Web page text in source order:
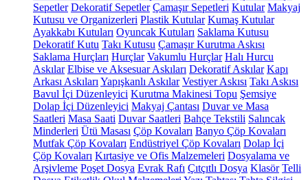
Sepetler Dekoratif Sepetler Çamaşır Sepetleri Kutular Makyaj
Kutusu ve Organizerleri Plastik Kutular Kumaş Kutular
Ayakkabı Kutuları Oyuncak Kutuları Saklama Kutusu
Dekoratif Kutu Takı Kutusu Çamaşır Kurutma Askısı
Saklama Hurçları Hurçlar Vakumlu Hurçlar Halı Hurcu
Askılar Elbise ve Aksesuar Askıları Dekoratif Askılar Kapı
Arkası Askıları Yapışkanlı Askılar Vestiyer Askısı Takı Askısı
Bavul İçi Düzenleyici Kurutma Makinesi Topu Şemsiye
Dolap İçi Düzenleyici Makyaj Çantası Duvar ve Masa
Saatleri Masa Saati Duvar Saatleri Bahçe Tekstili Salıncak
Minderleri Ütü Masası Çöp Kovaları Banyo Çöp Kovaları
Mutfak Çöp Kovaları Endüstriyel Çöp Kovaları Dolap İçi
Çöp Kovaları Kırtasiye ve Ofis Malzemeleri Dosyalama ve
Arşivleme Poşet Dosya Evrak Rafı Çıtçıtlı Dosya Klasör Telli